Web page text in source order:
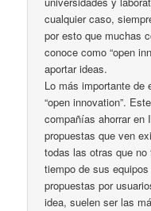
cualquier caso,
por esto que muchas
conoce como “open
aportar ideas.
Lo más importante de
“open innovation”.
compañías ahorrar en
propuestas que ven
todas las otras que
tiempo de sus
propuestas por
idea, suelen ser las